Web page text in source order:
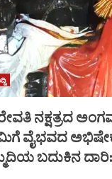
ನಕ್ಷತ್ರದ
ವೈಭವದ
ಬದುಕಿನ ದಾರಿ: